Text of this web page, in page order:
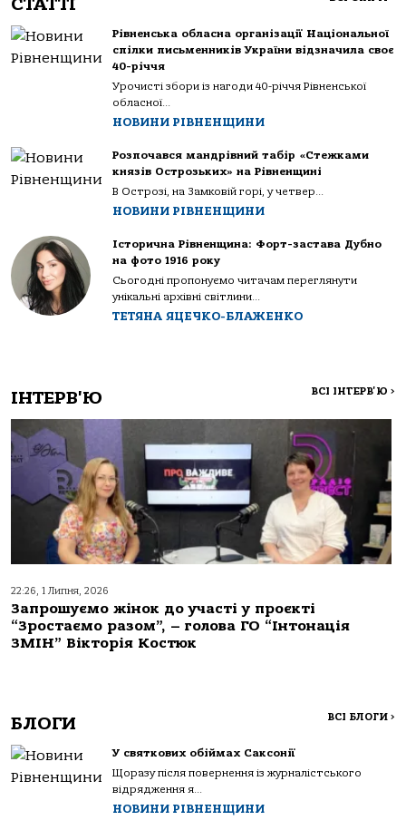
СТАТТІ
Рівненська обласна організації Національної
спілки письменників України відзначила своє
40-річчя
Урочисті збори із нагоди 40-річчя Рівненської
обласної...
НОВИНИ РІВНЕНЩИНИ
Розпочався мандрівний табір «Стежками
князів Острозьких» на Рівненщині
В Острозі, на Замковій горі, у четвер...
НОВИНИ РІВНЕНЩИНИ
Історична Рівненщина: Форт-застава Дубно
на фото 1916 року
Сьогодні пропонуємо читачам переглянути
унікальні архівні світлини...
ТЕТЯНА ЯЦЕЧКО-БЛАЖЕНКО
ІНТЕРВ'Ю ВСІ ІНТЕРВ'Ю >
22:26, 1 Липня, 2026
Запрошуємо жінок до участі у проєкті
“Зростаємо разом”, – голова ГО “Інтонація
ЗМІН” Вікторія Костюк
БЛОГИ ВСІ БЛОГИ >
У святкових обіймах Саксонії
Щоразу після повернення із журналістського
відрядження я...
НОВИНИ РІВНЕНЩИНИ